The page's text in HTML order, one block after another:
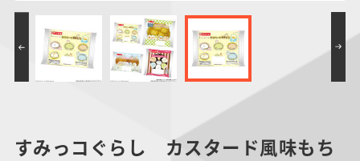
PROJECT R.E.D.・
スーパー戦隊シリー
ズ
ポケットモンスター
サンリオキャラクタ
つりグミ SMPシリーズ
すみっコぐらし カスタード風味もち